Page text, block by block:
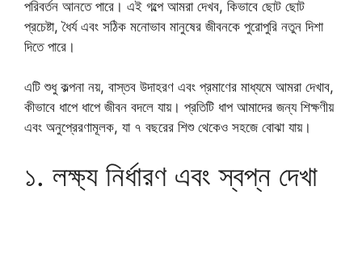
পরিবর্তন আনতে পারে। এই গল্পে আমরা দেখব, কিভাবে ছোট ছোট
প্রচেষ্টা, ধৈর্য এবং সঠিক মনোভাব মানুষের জীবনকে পুরোপুরি নতুন দিশা
দিতে পারে।
এটি শুধু কল্পনা নয়, বাস্তব উদাহরণ এবং প্রমাণের মাধ্যমে আমরা দেখাব,
কীভাবে ধাপে ধাপে জীবন বদলে যায়। প্রতিটি ধাপ আমাদের জন্য শিক্ষণীয়
এবং অনুপ্রেরণামূলক, যা ৭ বছরের শিশু থেকেও সহজে বোঝা যায়।
১. লক্ষ্য নির্ধারণ এবং স্বপ্ন দেখা